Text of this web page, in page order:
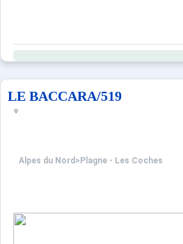
LE BACCARA/519
Alpes du Nord > Plagne - Les Coches